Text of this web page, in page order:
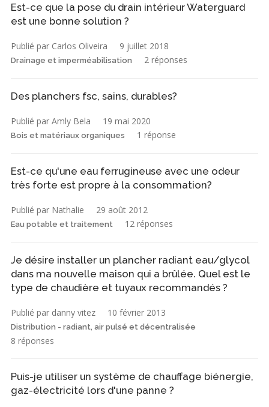
Est-ce que la pose du drain intérieur Waterguard
est une bonne solution ?
Publié par Carlos Oliveira 9 juillet 2018
Drainage et imperméabilisation 2 réponses
Des planchers fsc, sains, durables?
Publié par Amly Bela 19 mai 2020
Bois et matériaux organiques 1 réponse
Est-ce qu'une eau ferrugineuse avec une odeur
très forte est propre à la consommation?
Publié par Nathalie 29 août 2012
Eau potable et traitement 12 réponses
Je désire installer un plancher radiant eau/glycol
dans ma nouvelle maison qui a brûlée. Quel est le
type de chaudière et tuyaux recommandés ?
Publié par danny vitez 10 février 2013
Distribution - radiant, air pulsé et décentralisée
8 réponses
Puis-je utiliser un système de chauffage biénergie,
gaz-électricité lors d'une panne ?